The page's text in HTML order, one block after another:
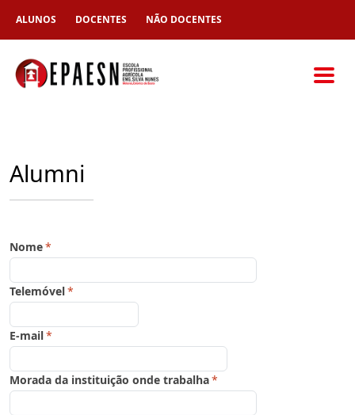
ALUNOS DOCENTES NÃO DOCENTES
Alumni
Nome*
Telemóvel*
E-mail*
Morada da instituição onde trabalha*